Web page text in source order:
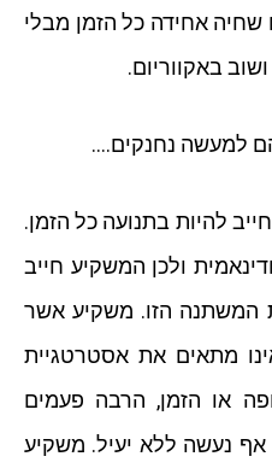
אחידה כל הזמן מבלי
באקווריום.
למעשה נחנקים….
להיות בתנועה כל הזמן.
ולכן המשקיע חייב
המשתנה הזו. משקיע אשר
מתאים את אסטרטגיית
או הזמן, הרבה פעמים
אף נעשה ללא יעיל. משקיע